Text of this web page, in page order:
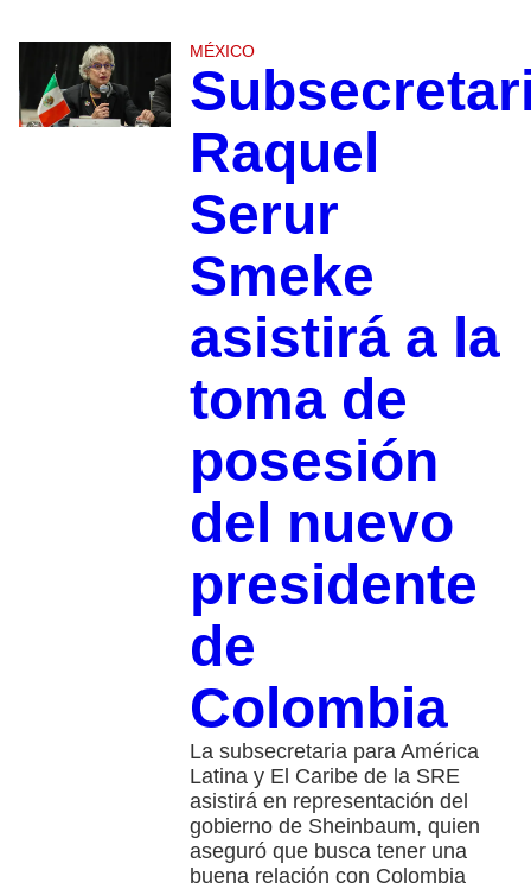
MÉXICO
Raquel
Serur
Smeke
asistirá a la
toma de
posesión
del nuevo
presidente
de
Colombia
La subsecretaria para América
Latina y El Caribe de la SRE
asistirá en representación del
gobierno de Sheinbaum, quien
aseguró que busca tener una
buena relación con Colombia